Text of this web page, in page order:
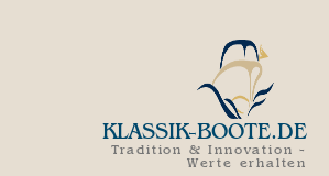
KLASSIK-BOOTE.DE
Tradition & Innovation -
Werte erhalten